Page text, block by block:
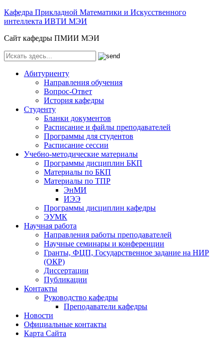
Кафедра Прикладной Математики и Искусственного
интеллекта ИВТИ МЭИ
Сайт кафедры ПМИИ МЭИ
Абитуриенту
Направления обучения
Вопрос-Ответ
История кафедры
Студенту
Бланки документов
Расписание и файлы преподавателей
Программы для студентов
Расписание сессии
Учебно-методические материалы
Программы дисциплин БКП
Материалы по БКП
Материалы по ТПР
ЭнМИ
ИЭЭ
Программы дисциплин кафедры
ЭУМК
Научная работа
Направления работы преподавателей
Научные семинары и конференции
Гранты, ФЦП, Государственное задание на НИР
(ОКР)
Диссертации
Публикации
Контакты
Руководство кафедры
Преподаватели кафедры
Новости
Официальные контакты
Карта Сайта